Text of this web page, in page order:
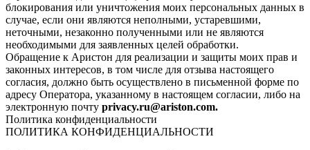
блокирования или уничтожения моих персональных данных в
случае, если они являются неполными, устаревшими,
неточными, незаконно полученными или не являются
необходимыми для заявленных целей обработки.
Обращение к Аристон для реализации и защиты моих прав и
законных интересов, в том числе для отзыва настоящего
согласия, должно быть осуществлено в письменной форме по
адресу Оператора, указанному в настоящем согласии, либо на
электронную почту privacy.ru@ariston.com.
Политика конфиденциальности
ПОЛИТИКА КОНФИДЕНЦИАЛЬНОСТИ